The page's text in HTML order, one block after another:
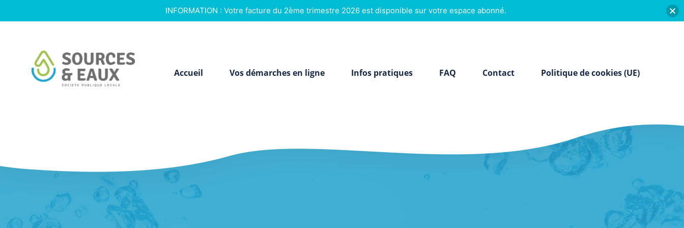
Accueil Vos démarches en ligne Infos pratiques FAQ Contact Politique de cookies (UE)
INFORMATION : Votre facture du 2ème trimestre 2026 est disponible sur votre espace abonné.